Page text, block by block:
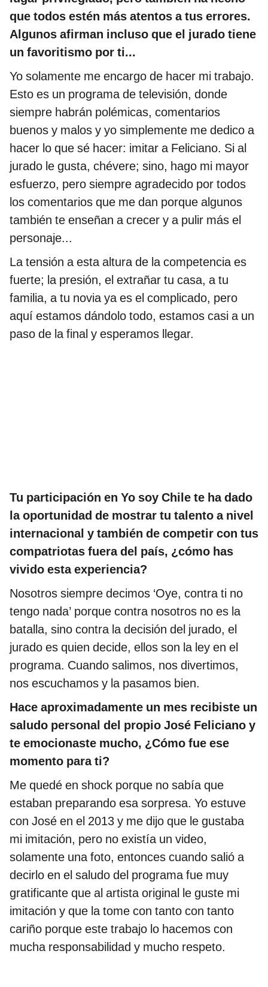
que todos estén más atentos a tus errores.
Algunos afirman incluso que el jurado tiene
un favoritismo por ti...
Yo solamente me encargo de hacer mi trabajo.
Esto es un programa de televisión, donde
siempre habrán polémicas, comentarios
buenos y malos y yo simplemente me dedico a
hacer lo que sé hacer: imitar a Feliciano. Si al
jurado le gusta, chévere; sino, hago mi mayor
esfuerzo, pero siempre agradecido por todos
los comentarios que me dan porque algunos
también te enseñan a crecer y a pulir más el
personaje...
La tensión a esta altura de la competencia es
fuerte; la presión, el extrañar tu casa, a tu
familia, a tu novia ya es el complicado, pero
aquí estamos dándolo todo, estamos casi a un
paso de la final y esperamos llegar.
Tu participación en Yo soy Chile te ha dado
la oportunidad de mostrar tu talento a nivel
internacional y también de competir con tus
compatriotas fuera del país, ¿cómo has
vivido esta experiencia?
Nosotros siempre decimos ‘Oye, contra ti no
tengo nada’ porque contra nosotros no es la
batalla, sino contra la decisión del jurado, el
jurado es quien decide, ellos son la ley en el
programa. Cuando salimos, nos divertimos,
nos escuchamos y la pasamos bien.
Hace aproximadamente un mes recibiste un
saludo personal del propio José Feliciano y
te emocionaste mucho, ¿Cómo fue ese
momento para ti?
Me quedé en shock porque no sabía que
estaban preparando esa sorpresa. Yo estuve
con José en el 2013 y me dijo que le gustaba
mi imitación, pero no existía un video,
solamente una foto, entonces cuando salió a
decirlo en el saludo del programa fue muy
gratificante que al artista original le guste mi
imitación y que la tome con tanto con tanto
cariño porque este trabajo lo hacemos con
mucha responsabilidad y mucho respeto.